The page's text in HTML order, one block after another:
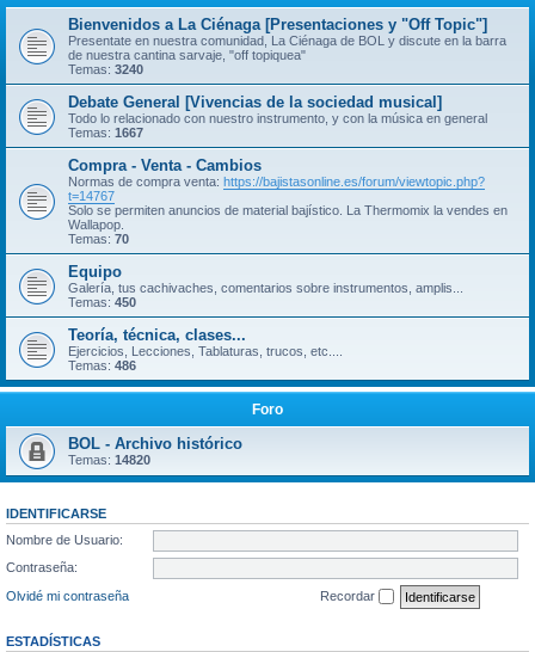
Bienvenidos a La Ciénaga [Presentaciones y "Off Topic"]
Presentate en nuestra comunidad, La Ciénaga de BOL y discute en la barra
de nuestra cantina sarvaje, "off topiquea"
Temas: 3240
Debate General [Vivencias de la sociedad musical]
Todo lo relacionado con nuestro instrumento, y con la música en general
Temas: 1667
Compra - Venta - Cambios
Normas de compra venta: https://bajistasonline.es/forum/viewtopic.php?
t=14767
Solo se permiten anuncios de material bajístico. La Thermomix la vendes en
Wallapop.
Temas: 70
Equipo
Galería, tus cachivaches, comentarios sobre instrumentos, amplis...
Temas: 450
Teoría, técnica, clases...
Ejercicios, Lecciones, Tablaturas, trucos, etc....
Temas: 486
Foro
BOL - Archivo histórico
Temas: 14820
IDENTIFICARSE
Nombre de Usuario:
Contraseña:
Olvidé mi contraseña
Recordar
ESTADÍSTICAS